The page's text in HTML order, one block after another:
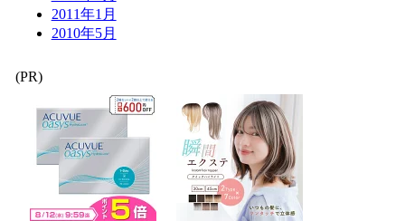
2011年1月
2010年5月
(PR)